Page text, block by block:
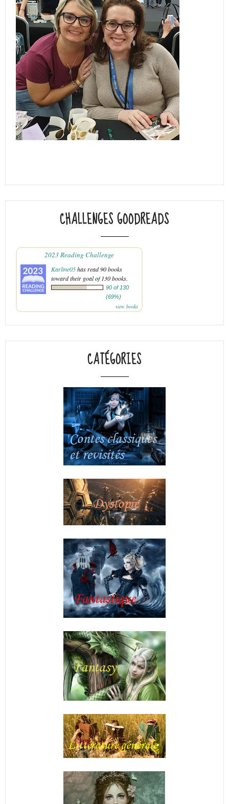
CHALLENGES GOODREADS
2023 Reading Challenge
Karline05has read 90 books
toward their goal of 130 books.
90 of 130
(69%)
view books
CATÉGORIES